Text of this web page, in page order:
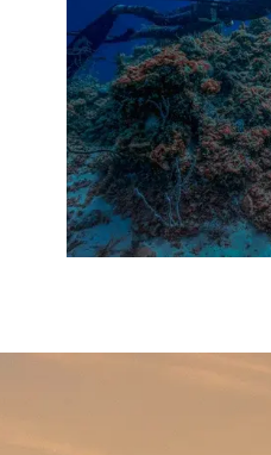
découvrir la baie vue
Retrouvez également
de Roscoffdepuis
proximité.